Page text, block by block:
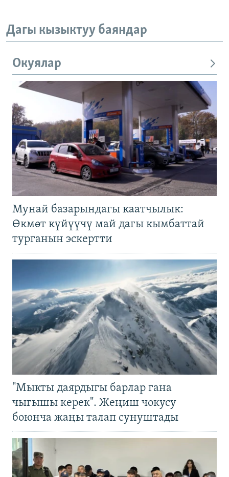
Дагы кызыктуу баяндар
Окуялар
Мунай базарындагы каатчылык:
Өкмөт күйүүчү май дагы кымбаттай
турганын эскертти
"Мыкты даярдыгы барлар гана
чыгышы керек". Жеңиш чокусу
боюнча жаңы талап сунуштады